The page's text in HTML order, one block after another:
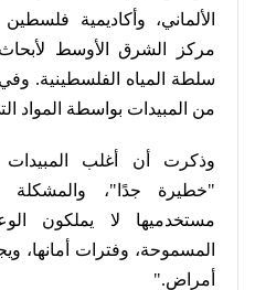
الألماني، وأكاديمية
مركز الشرق الأوسط لأبحاث
سلطة المياه الفلسطينية. وفي
من المبيدات بواسطة المواد التي
وذكرت أن أغلب
"خطيرة جدًا"،
مستخدميها لا يملكون
المسموحة، وفترات أمانها،
أمراض".